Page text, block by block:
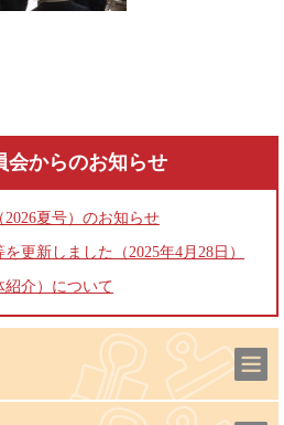
会からのお知らせ
夏号）のお知らせ
更新しました（2025年4月28日）
介）について